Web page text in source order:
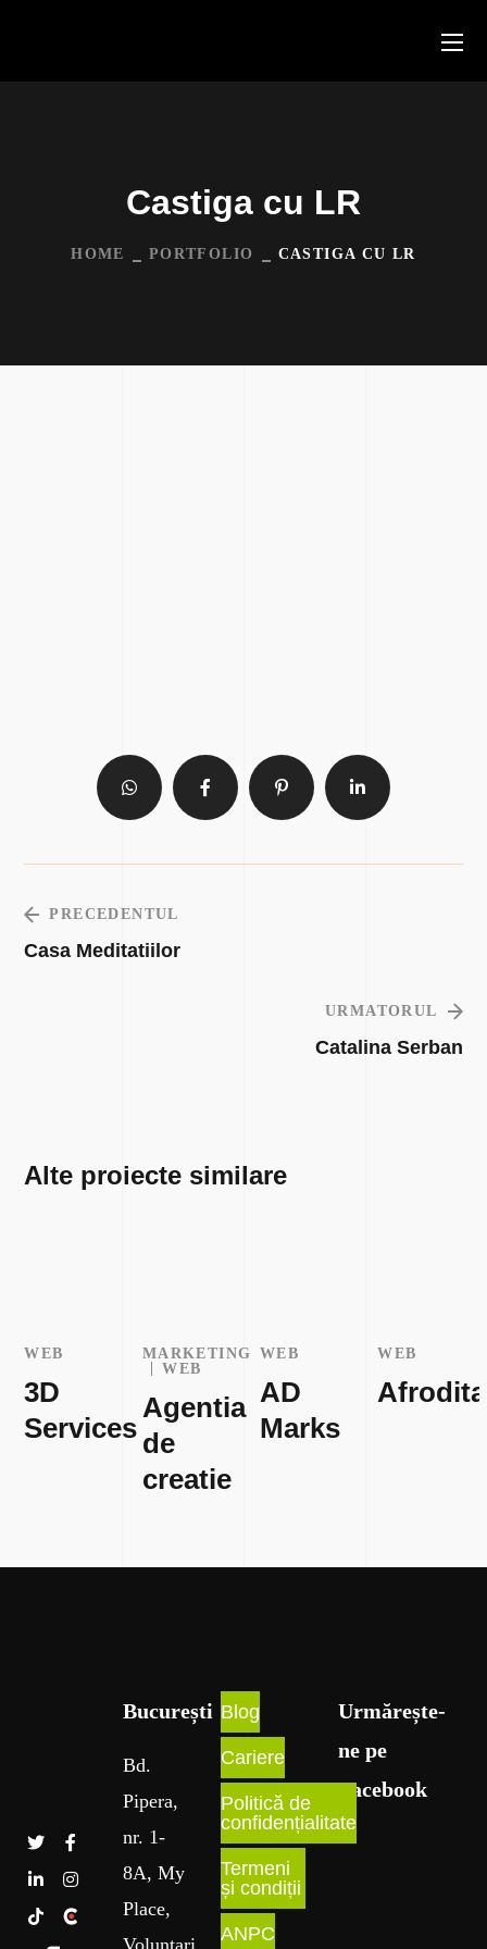
Castiga cu LR
HOME PORTFOLIO CASTIGA CU LR
PRECEDENTUL
Casa Meditatiilor
URMATORUL
Catalina Serban
Alte proiecte similare
WEB
3D
Services
MARKETING
WEB
Agentia
de
creatie
WEB
AD
Marks
WEB
Afrodita
București​
Bd.
Pipera,
nr. 1-
8A, My
Place,
Blog
Cariere
Politică de
confidențialitate
Termeni
și condiții
ANPC
Urmărește-
ne pe
Facebook